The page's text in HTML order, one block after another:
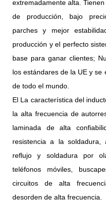
extremadamente alta.
de producción, bajo
parches y mejor
producción y el perfecto
base para ganar clientes;
los estándares de la UE y
de todo el mundo.
El La característica del
la alta frecuencia de
laminada de alta
resistencia a la soldadura,
reflujo y soldadura por
teléfonos móviles,
circuitos de alta
desorden de alta frecuencia.